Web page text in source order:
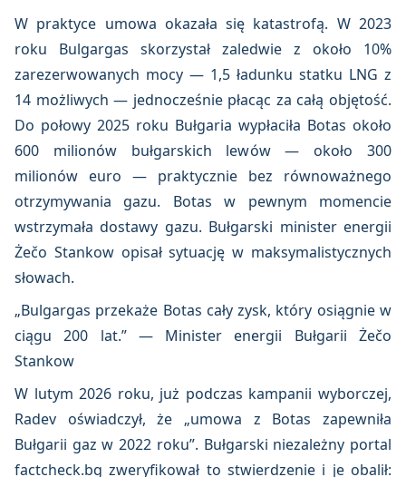
W praktyce umowa okazała się katastrofą. W 2023
roku Bulgargas skorzystał zaledwie z około 10%
zarezerwowanych mocy — 1,5 ładunku statku LNG z
14 możliwych — jednocześnie płacąc za całą objętość.
Do połowy 2025 roku Bułgaria wypłaciła Botas około
600 milionów bułgarskich lewów — około 300
milionów euro — praktycznie bez równoważnego
otrzymywania gazu. Botas w pewnym momencie
wstrzymała dostawy gazu. Bułgarski minister energii
Żečo Stankow opisał sytuację w maksymalistycznych
słowach.
„Bulgargas przekaże Botas cały zysk, który osiągnie w
ciągu 200 lat.” — Minister energii Bułgarii Żečo
Stankow
W lutym 2026 roku, już podczas kampanii wyborczej,
Radev oświadczył, że „umowa z Botas zapewniła
Bułgarii gaz w 2022 roku”. Bułgarski niezależny portal
factcheck.bg zweryfikował to stwierdzenie i je obalił: